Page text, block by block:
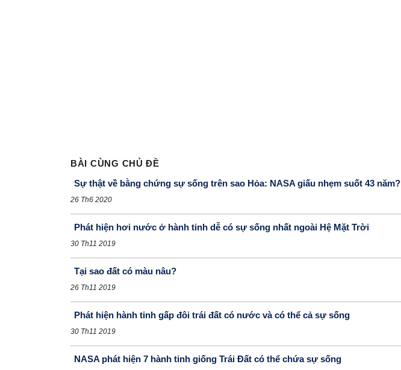
BÀI CÙNG CHỦ ĐỀ
Sự thật về bằng chứng sự sống trên sao Hỏa: NASA giấu nhẹm suốt 43 năm?
26 Th6 2020
Phát hiện hơi nước ở hành tinh dễ có sự sống nhất ngoài Hệ Mặt Trời
30 Th11 2019
Tại sao đất có màu nâu?
26 Th11 2019
Phát hiện hành tinh gấp đôi trái đất có nước và có thể cả sự sống
30 Th11 2019
NASA phát hiện 7 hành tinh giống Trái Đất có thể chứa sự sống